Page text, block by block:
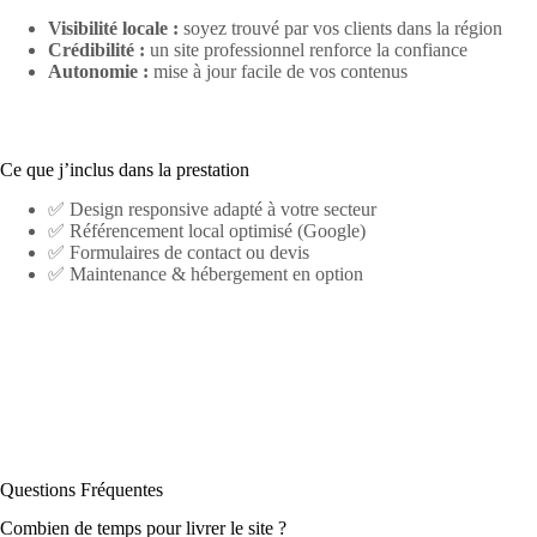
Visibilité locale : soyez trouvé par vos clients dans la région
Crédibilité : un site professionnel renforce la confiance
Autonomie : mise à jour facile de vos contenus
Ce que j’inclus dans la prestation
✅ Design responsive adapté à votre secteur
✅ Référencement local optimisé (Google)
✅ Formulaires de contact ou devis
✅ Maintenance & hébergement en option
Questions Fréquentes
Combien de temps pour livrer le site ?